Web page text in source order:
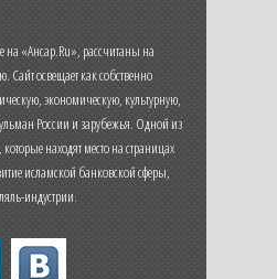
«Ансар.Ru», рассчитаны на
освещает как собственно
экономическую, культурную,
России и зарубежья. Одной из
находят место на страницах
исламской банковской сферы,
индустрии.